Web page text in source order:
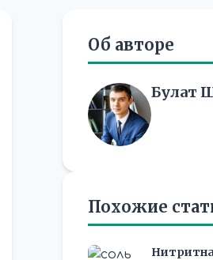
Об авторе
Булат
Похожие